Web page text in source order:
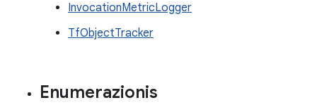
InvocationMetricLogger
TfObjectTracker
Enumerazionis